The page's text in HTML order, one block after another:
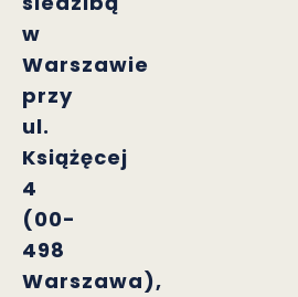
w
Warszawie
przy
ul.
Książęcej
4
(00-
498
Warszawa),